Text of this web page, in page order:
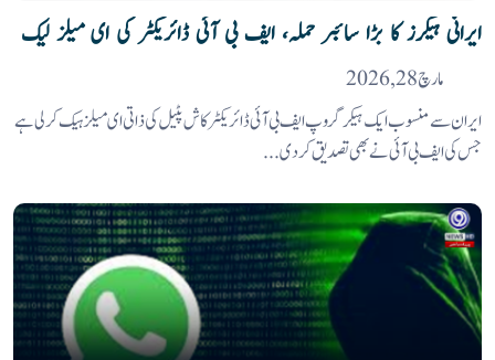
ایرانی ہیکرز کا بڑا سائبر حملہ، ایف بی آئی ڈائریکٹر کی ای میلز لیک
مارچ 28, 2026
ایران سے منسوب ایک ہیکر گروپ ایف بی آئی ڈائریکٹرکاش پٹیل کی ذاتی ای میلز ہیک کرلی ہے
جس کی ایف بی آئی نے بھی تصدیق کردی...